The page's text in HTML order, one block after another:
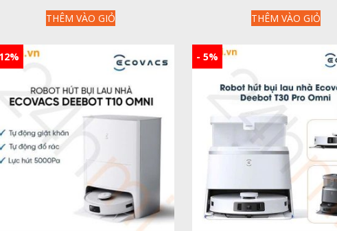
gốc
là:
20,700,000₫.
THÊM VÀO GIỎ
gốc
là:
THÊM VÀO GIỎ
- 5%